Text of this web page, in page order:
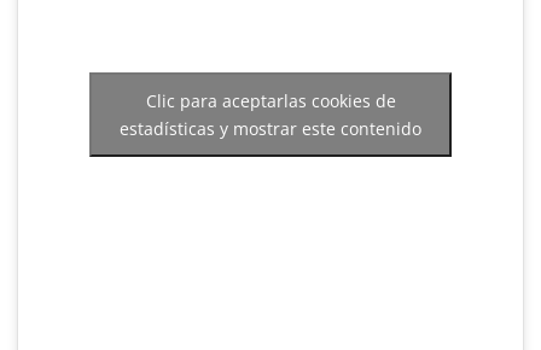
Clic para aceptarlas cookies de
estadísticas y mostrar este contenido